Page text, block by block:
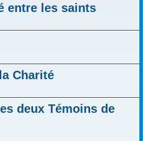
entre les saints
Charité
deux Témoins de